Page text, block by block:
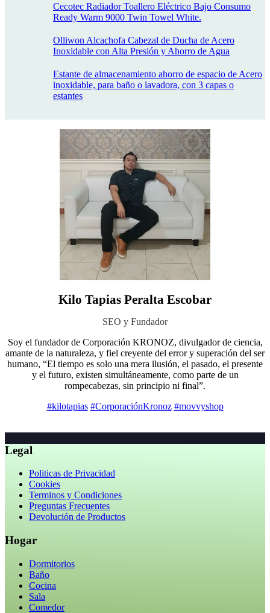
Cecotec Radiador Toallero Eléctrico Bajo Consumo
Ready Warm 9000 Twin Towel White.
Olliwon Alcachofa Cabezal de Ducha de Acero
Inoxidable con Alta Presión y Ahorro de Agua
Estante de almacenamiento ahorro de espacio de Acero
inoxidable, para baño o lavadora, con 3 capas o
estantes
Kilo Tapias Peralta Escobar
SEO y Fundador
Soy el fundador de Corporación KRONOZ, divulgador de ciencia,
amante de la naturaleza, y fiel creyente del error y superación del ser
humano, “El tiempo es solo una mera ilusión, el pasado, el presente
y el futuro, existen simultáneamente, como parte de un
rompecabezas, sin principio ni final”.
#kilotapias #CorporaciónKronoz #movvyshop
Legal
Politicas de Privacidad
Cookies
Terminos y Condiciones
Preguntas Frecuentes
Devolución de Productos
Hogar
Dormitorios
Baño
Cocina
Sala
Comedor